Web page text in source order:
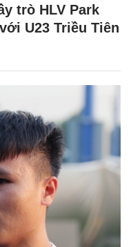
trò HLV Park
U23 Triều Tiên